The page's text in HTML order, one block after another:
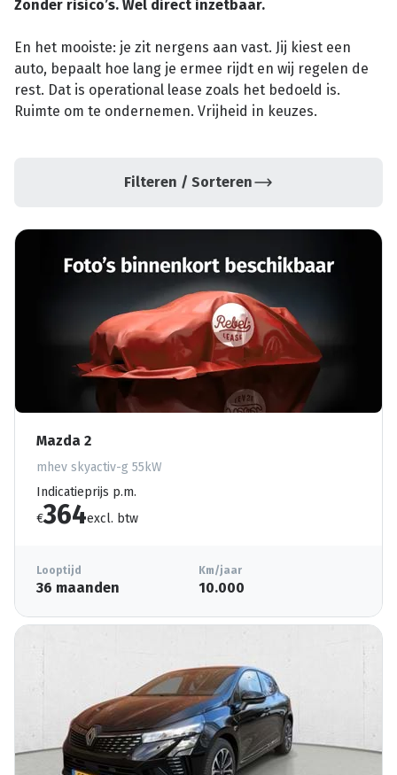
Zonder risico’s. Wel direct inzetbaar.
En het mooiste: je zit nergens aan vast. Jij kiest een
auto, bepaalt hoe lang je ermee rijdt en wij regelen de
rest. Dat is operational lease zoals het bedoeld is.
Ruimte om te ondernemen. Vrijheid in keuzes.
Filteren / Sorteren
Mazda 2
mhev skyactiv-g 55kW
Indicatieprijs p.m.
€364excl. btw
Looptijd
36 maanden
Km/jaar
10.000